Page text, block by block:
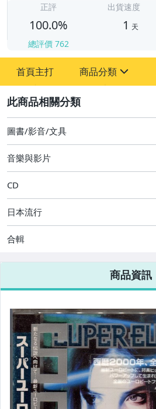
正評
100.0%
總評價 762
出貨速度
1 天
首頁主打 商品分類
圖書/影音/文具
居家、家具與園藝
圖書/影音/文具
音樂與影片
CD
日本流行
合輯
商品資訊